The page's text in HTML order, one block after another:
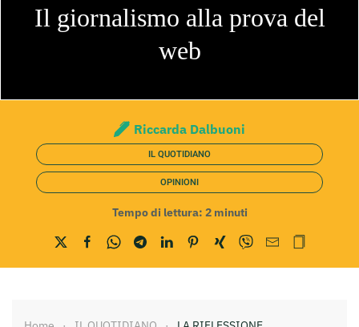
Il giornalismo alla prova del
web
Riccarda Dalbuoni
IL QUOTIDIANO
OPINIONI
Tempo di lettura: 2 minuti